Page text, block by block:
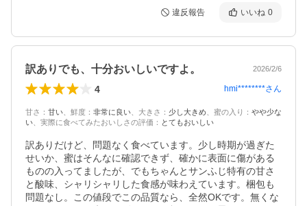
違反報告 いいね 0
訳ありでも、十分おいしいですよ。 2026/2/6
4 hmi********さん
甘さ ： 甘い 鮮度 ： 非常に良い 大きさ ： 少し大きめ 蜜の入り ： やや少な
い
実際に食べてみたおいしさの評価 ： とてもおいしい
訳ありだけど、問題なく食べています。少し時期が過ぎた
せいか、蜜はそんなに確認できず、確かに表面に傷がある
ものの入ってましたが、でもちゃんとサンふじ特有の甘さ
と酸味、シャリシャリした食感が味わえています。梱包も
問題なし。この値段でこの品質なら、全然OKです。無くな